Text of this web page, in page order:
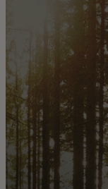
За вас
За бизнес
За света
За